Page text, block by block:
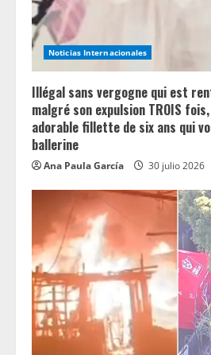
Noticias Internacionales
Illégal sans vergogne qui est
malgré son expulsion TROIS
adorable fillette de six ans qui
ballerine
Ana Paula García 30 julio 2026